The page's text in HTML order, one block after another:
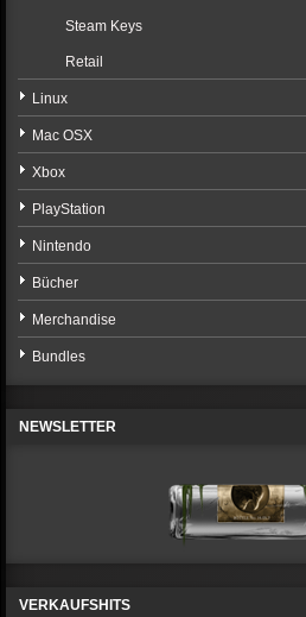
Steam Keys
Retail
Linux
Mac OSX
Xbox
PlayStation
Nintendo
Bücher
Merchandise
Bundles
NEWSLETTER
VERKAUFSHITS